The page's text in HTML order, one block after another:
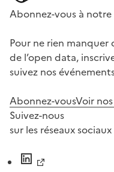
Abonnez-vous à
Pour ne rien manquer
de l’open data,
suivez nos
Abonnez-vousVoir
Suivez-nous
sur les réseaux sociaux